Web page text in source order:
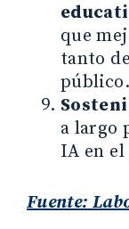
que
tanto
público.
a largo
IA en
Fuente: